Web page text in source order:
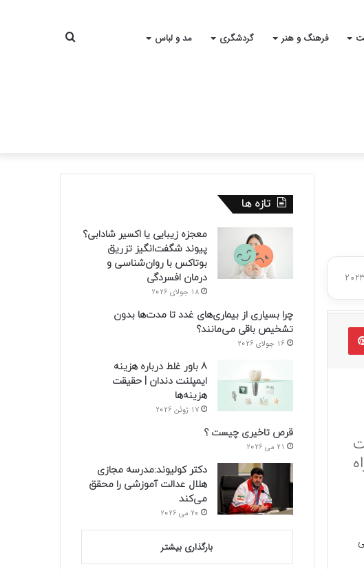
فرهنگ و هنر گردشگری مد و لباس جستجو
پینتریست
تازه ها
معجزه زیبایی یا اکسیر شادابی؟
پیوند شگفت‌انگیز تزریق
بوتاکس با روان‌شناسی و
درمان افسردگی
18 جولای 2026
چرا بسیاری از بیماری‌های غدد تا مدت‌ها بدون
تشخیص باقی می‌مانند؟
16 جولای 2026
8 باور غلط درباره هزینه
ایمپلنت دندان | حقیقت
هزینه‌ها
17 ژوئن 2026
قرص تاخیری چیست ؟
21 می 2026
دکتر کولیوند:مدرسه مجازی
هلال عدالت آموزشی را محقق
می‌کند
20 می 2026
بارگذاری بیشتر